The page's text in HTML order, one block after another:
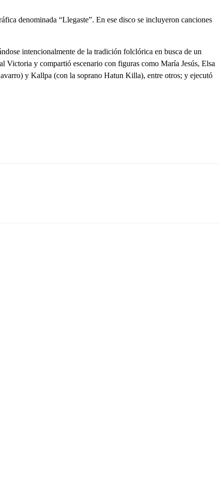
denominada “Llegaste”. En ese disco se incluyeron canciones
intencionalmente de la tradición folclórica en busca de un
Victoria y compartió escenario con figuras como María Jesús, Elsa
y Kallpa (con la soprano Hatun Killa), entre otros; y ejecutó